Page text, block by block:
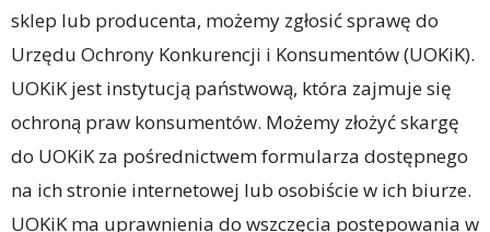
sklep lub producenta, możemy zgłosić sprawę do
Urzędu Ochrony Konkurencji i Konsumentów (UOKiK).
UOKiK jest instytucją państwową, która zajmuje się
ochroną praw konsumentów. Możemy złożyć skargę
do UOKiK za pośrednictwem formularza dostępnego
na ich stronie internetowej lub osobiście w ich biurze.
UOKiK ma uprawnienia do wszczęcia postępowania w